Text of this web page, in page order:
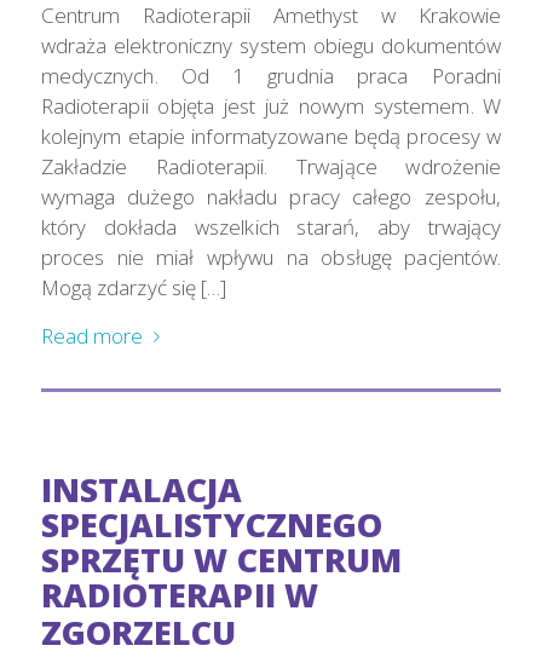
Centrum Radioterapii Amethyst w Krakowie
wdraża elektroniczny system obiegu dokumentów
medycznych. Od 1 grudnia praca Poradni
Radioterapii objęta jest już nowym systemem. W
kolejnym etapie informatyzowane będą procesy w
Zakładzie Radioterapii. Trwające wdrożenie
wymaga dużego nakładu pracy całego zespołu,
który dokłada wszelkich starań, aby trwający
proces nie miał wpływu na obsługę pacjentów.
Mogą zdarzyć się […]
Read more
INSTALACJA
SPECJALISTYCZNEGO
SPRZĘTU W CENTRUM
RADIOTERAPII W
ZGORZELCU